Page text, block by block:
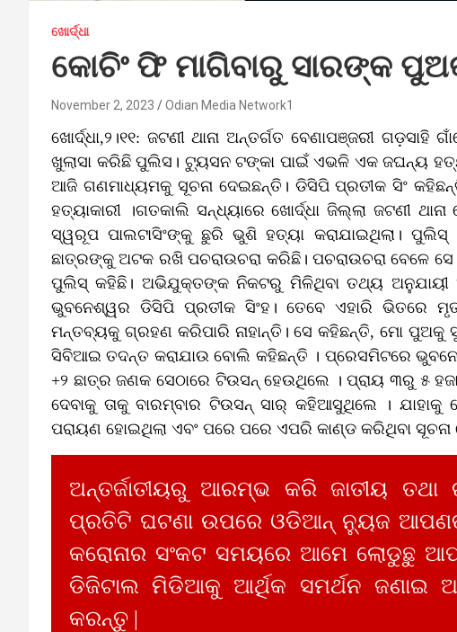
ଖୋର୍ଦ୍ଧା
କୋଚିଂ ଫି ମାଗିବାରୁ ସାରଙ୍କ
November 2, 2023 Odian Media Network1
ଖୋର୍ଦ୍ଧା,୨।୧୧: ଜଟଣୀ ଥାନା ଅନ୍ତର୍ଗତ ବେଣାପଞ୍ଜରୀ
ଖୁଲାସା କରିଛି ପୁଲିସ। ଟ୍ୟୁସନ ଟଙ୍କା ପାଇଁ ଏଭଳି ଏକ ଜଘନ୍ୟ
ଆଜି ଗଣମାଧ୍ୟମକୁ ସୂଚନା ଦେଇଛନ୍ତି। ଡିସିପି ପ୍ରତୀକ ସିଂ
ହତ୍ୟାକାରୀ ।ଗତକାଲି ସନ୍ଧ୍ୟାରେ ଖୋର୍ଦ୍ଧା ଜିଲ୍ଲା ଜଟଣୀ
ସ୍ୱରୂପ ପାଲଟାସିଂଙ୍କୁ ଛୁରି ଭୁଶି ହତ୍ୟା କରାଯାଇଥିଲା।
ଛାତ୍ରଙ୍କୁ ଅଟକ ରଖି ପଚରାଉଚରା କରିଛି। ପଚରାଉଚରା ବେଳେ
ପୁଲିସ୍‌ କହିଛି। ଅଭିଯୁକ୍ତଙ୍କ ନିକଟରୁ ମିଳିଥିବା ତଥ୍ୟ ଅନୁଯାୟୀ
ଭୁବନେଶ୍ୱର ଡିସିପି ପ୍ରତୀକ ସିଂହ। ତେବେ ଏହାରି ଭିତରେ
ମନ୍ତବ୍ୟକୁ ଗ୍ରହଣ କରିପାରି ନାହାନ୍ତି। ସେ କହିଛନ୍ତି, ମୋ ପୁଅକୁ
ସିବିଆଇ ତଦନ୍ତ କରାଯାଉ ବୋଲି କହିଛନ୍ତି । ପ୍ରେସମିଟରେ
+୨ ଛାତ୍ର ଜଣକ ସେଠାରେ ଟିଉସନ୍‌ ହେଉଥିଲେ । ପ୍ରାୟ ୩ରୁ ୫
ଦେବାକୁ ତାକୁ ବାରମ୍ବାର ଟିଉସନ୍‌ ସାର୍ କହିଆସୁଥିଲେ ।
ପରାୟଣ ହୋଇଥିଲା ଏବଂ ପରେ ପରେ ଏପରି କାଣ୍ଡ କରିଥିବା ସୂଚନା
ଅନ୍ତର୍ଜାତୀୟରୁ ଆରମ୍ଭ କରି ଜାତୀୟ
ପ୍ରତିଟି ଘଟଣା ଉପରେ ଓଡିଆନ୍ ନ୍ୟୁଜ
କରୋନାର ସଂକଟ ସମୟରେ ଆମେ ଲୋଡୁଛୁ
ଡିଜିଟାଲ ମିଡିଆକୁ ଆର୍ଥିକ ସମର୍ଥନ ଜଣାଇ
କରନ୍ତୁ |